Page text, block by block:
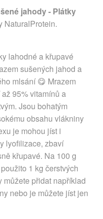
jahody - Plátky
NaturalProtein.
lahodné a křupavé
sušených jahod a
mlsání 😋 Mrazem
95% vitamínů a
Jsou bohatým
obsahu vlákniny
je mohou jíst i
lyofilizace, zbaví
křupavé. Na 100 g
1 kg čerstvých
můžete přidat například
nebo je můžete jíst jen